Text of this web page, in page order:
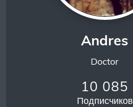
Andres
Doctor
10 085
Подписчиков